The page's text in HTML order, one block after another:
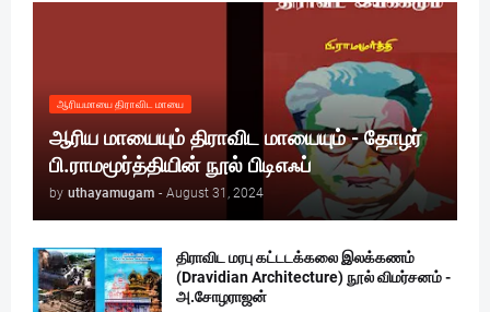
ஆரியமாயை திராவிட மாயை
ஆரிய மாயையும் திராவிட மாயையும் - தோழர்
பி.ராமமூர்த்தியின் நூல் பிடிஎஃப்
by uthayamugam - August 31, 2024
திராவிட மரபு கட்டடக்கலை இலக்கணம்
(Dravidian Architecture) நூல் விமர்சனம் -
அ.சோழராஜன்